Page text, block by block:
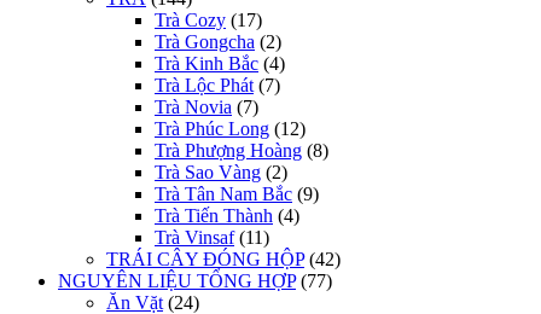
Trà Cozy (17)
Trà Gongcha (2)
Trà Kinh Bắc (4)
Trà Lộc Phát (7)
Trà Novia (7)
Trà Phúc Long (12)
Trà Phượng Hoàng (8)
Trà Sao Vàng (2)
Trà Tân Nam Bắc (9)
Trà Tiến Thành (4)
Trà Vinsaf (11)
TRÁI CÂY ĐÓNG HỘP (42)
NGUYÊN LIỆU TỔNG HỢP (77)
Ăn Vặt (24)